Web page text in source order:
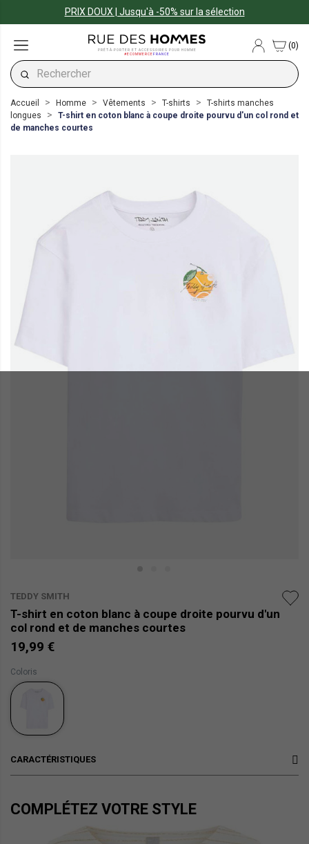
PRIX DOUX | Jusqu'à -50% sur la sélection
PRÊT-À-PORTER ET ACCESSOIRES POUR HOMME
#ECOMMERCEFRANCE
(0)
Accueil Homme Vêtements T-shirts
T-shirts manches
longues
T-shirt en coton blanc à coupe droite pourvu d'un col rond et
de manches courtes
TEDDY SMITH
T-shirt en coton blanc à coupe droite pourvu d'un
col rond et de manches courtes
19,99 €
Coloris
CARACTÉRISTIQUES
COMPLÉTEZ VOTRE STYLE